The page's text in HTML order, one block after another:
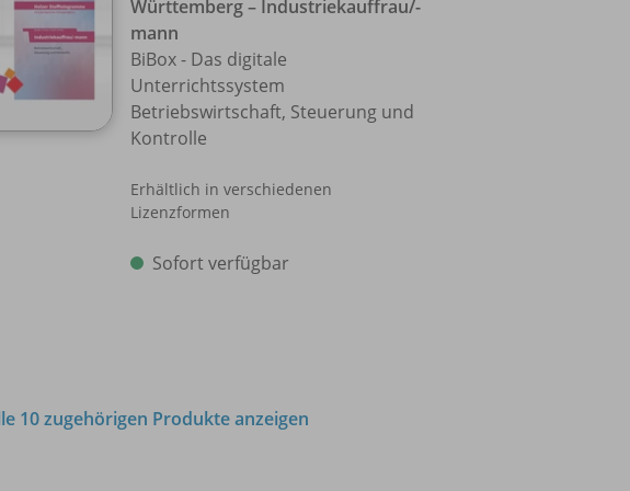
Württemberg – Industriekauffrau/-
mann
BiBox - Das digitale
Unterrichtssystem
Betriebswirtschaft, Steuerung und
Kontrolle
Erhältlich in verschiedenen
Lizenzformen
Sofort verfügbar
10 zugehörigen Produkte anzeigen